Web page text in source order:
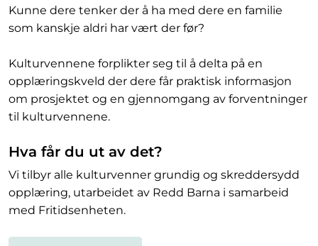
Kunne dere tenker der å ha med dere en familie
som kanskje aldri har vært der før?
Kulturvennene forplikter seg til å delta på en
opplæringskveld der dere får praktisk informasjon
om prosjektet og en gjennomgang av forventninger
til kulturvennene.
Hva får du ut av det?
Vi tilbyr alle kulturvenner grundig og skreddersydd
opplæring, utarbeidet av Redd Barna i samarbeid
med Fritidsenheten.